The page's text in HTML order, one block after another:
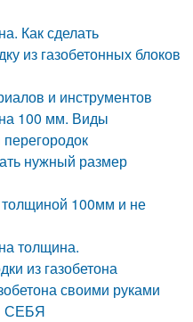
Как сделать
из газобетонных блоков
и инструментов
100 мм. Виды
нужный размер
толщиной 100мм и не
толщина.
из газобетона
своими руками
СЕБЯ